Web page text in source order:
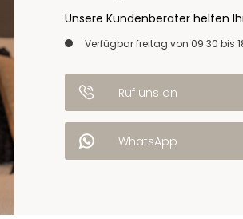
Unsere Kundenberater helfen
Verfügbar freitag von 09:30 bis
Ruf uns an
WhatsApp